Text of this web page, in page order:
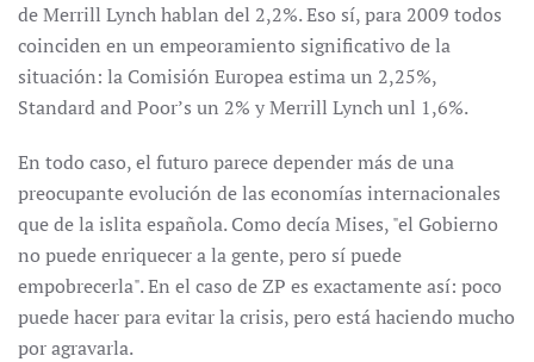
de Merrill Lynch hablan del 2,2%. Eso sí, para 2009 todos
coinciden en un empeoramiento significativo de la
situación: la Comisión Europea estima un 2,25%,
Standard and Poor’s un 2% y Merrill Lynch unl 1,6%.
En todo caso, el futuro parece depender más de una
preocupante evolución de las economías internacionales
que de la islita española. Como decía Mises, "el Gobierno
no puede enriquecer a la gente, pero sí puede
empobrecerla". En el caso de ZP es exactamente así: poco
puede hacer para evitar la crisis, pero está haciendo mucho
por agravarla.